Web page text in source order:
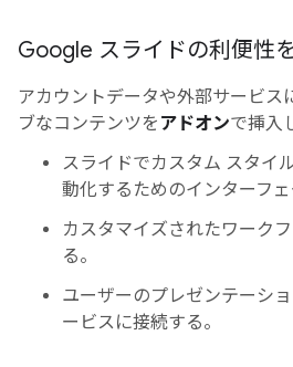
Google スライドの利便性
アカウントデータや外部サービス
ブなコンテンツを アドオンで挿入
スライドでカスタム スタイ
動化するためのインターフェ
カスタマイズされたワーク
る。
ユーザーのプレゼンテーシ
ービスに接続する。